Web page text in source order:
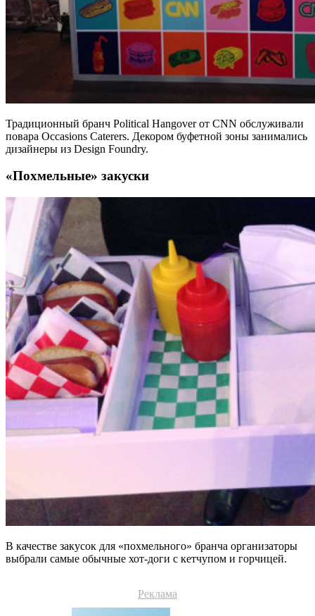
Традиционный бранч Political Hangover от CNN обслуживали
повара Occasions Caterers. Декором буфетной зоны занимались
дизайнеры из Design Foundry.
«Похмельные» закуски
В качестве закусок для «похмельного» бранча организаторы
выбрали самые обычные хот-доги с кетчупом и горчицей.
Реклама